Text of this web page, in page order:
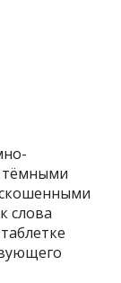
тёмными
скошенными
слова